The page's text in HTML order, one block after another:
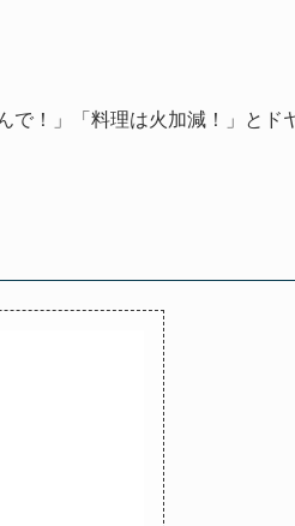
で！」「料理は火加減！」とド